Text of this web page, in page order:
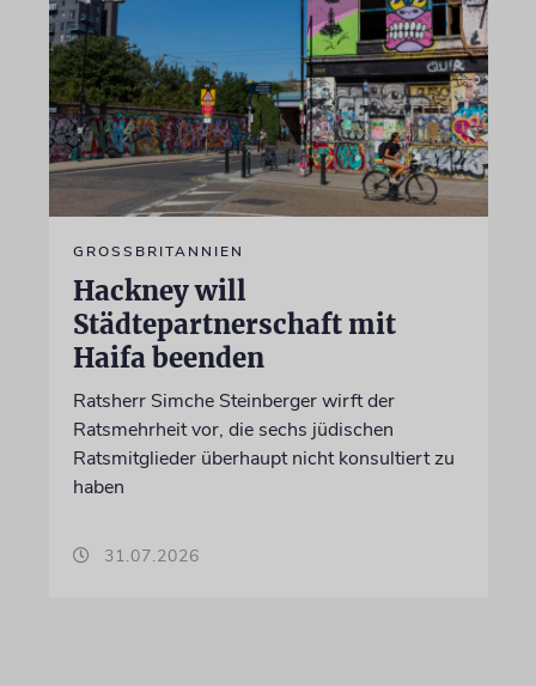
GROSSBRITANNIEN
Hackney will
Städtepartnerschaft mit
Haifa beenden
Ratsherr Simche Steinberger wirft der
Ratsmehrheit vor, die sechs jüdischen
Ratsmitglieder überhaupt nicht konsultiert zu
haben
31.07.2026